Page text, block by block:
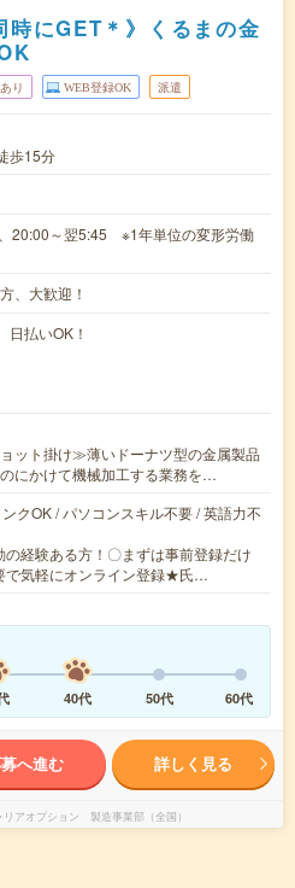
時にGET＊》くるまの金
り WEB登録OK 派遣
歩15分
20:00～翌5:45 ※1年単位の変形労働
、大歓迎！
払いOK！
ット掛け≫薄いドーナツ型の金属製品
にかけて機械加工する業務を…
クOK / パソコンスキル不要 / 英語力不
経験ある方！〇まずは事前登録だけ
で気軽にオンライン登録★氏…
40代 50代 60代
へ進む 詳しく見る
アオプション 製造事業部（全国）